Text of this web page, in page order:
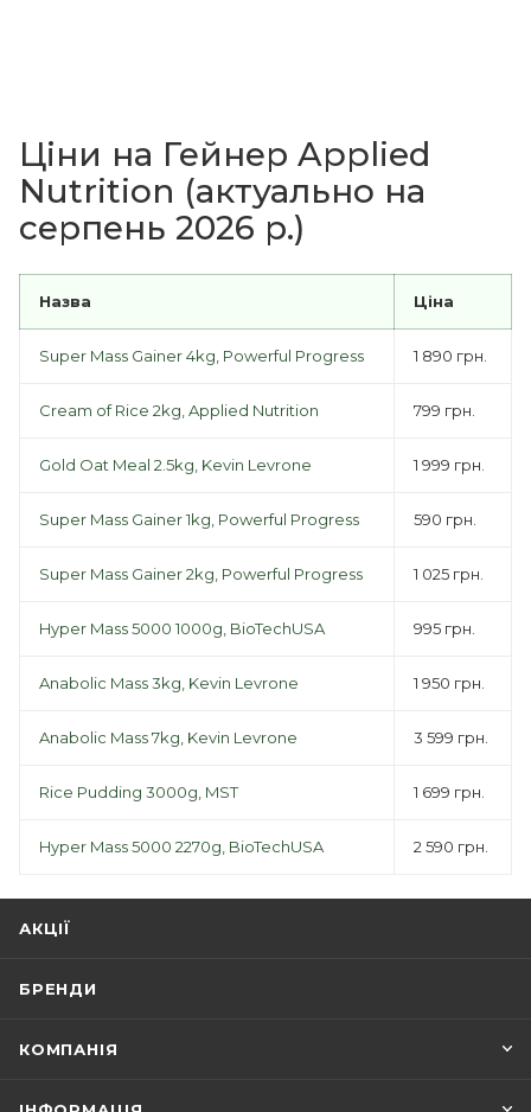
Ціни на Гейнер Applied
Nutrition (актуально на
серпень 2026 р.)
Назва Ціна
Super Mass Gainer 4kg, Powerful Progress 1 890 грн.
Cream of Rice 2kg, Applied Nutrition 799 грн.
Gold Oat Meal 2.5kg, Kevin Levrone 1 999 грн.
Super Mass Gainer 1kg, Powerful Progress 590 грн.
Super Mass Gainer 2kg, Powerful Progress 1 025 грн.
Hyper Mass 5000 1000g, BioTechUSA 995 грн.
Anabolic Mass 3kg, Kevin Levrone 1 950 грн.
Anabolic Mass 7kg, Kevin Levrone 3 599 грн.
Rice Pudding 3000g, MST 1 699 грн.
Hyper Mass 5000 2270g, BioTechUSA 2 590 грн.
АКЦІЇ
БРЕНДИ
КОМПАНІЯ